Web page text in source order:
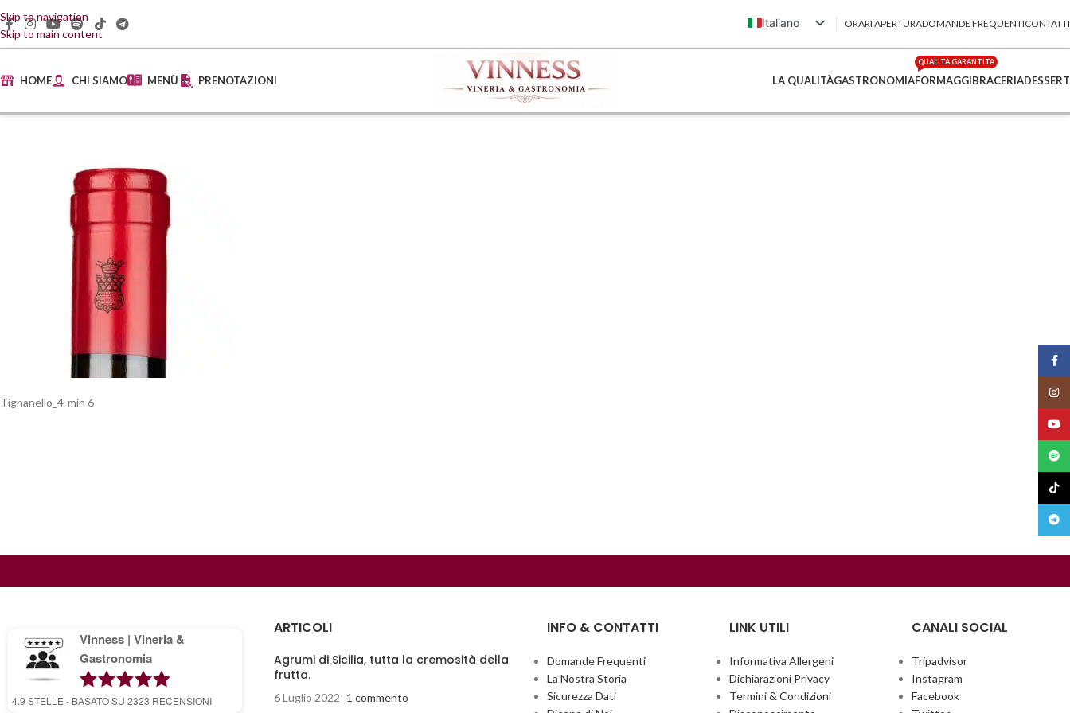
Skip to navigation
Skip to main content
Italiano
English (UK)
Français
ORARI APERTURADOMANDE FREQUENTICONTATTI
HOME CHI SIAMO MENÙ PRENOTAZIONI LA QUALITÀGASTRONOMIAFORMAGGI
QUALITÀ GARANTITA
BRACERIADESSERT
Tignanello_4-min 6
Vinness | Vineria &
Gastronomia
4.9 STELLE - BASATO SU 2323 RECENSIONI
ARTICOLI
Agrumi di Sicilia, tutta la cremosità della
frutta.
6 Luglio 2022 1 commento
INFO & CONTATTI
Domande Frequenti
La Nostra Storia
Sicurezza Dati
LINK UTILI
Informativa Allergeni
Dichiarazioni Privacy
Termini & Condizioni
CANALI SOCIAL
Tripadvisor
Instagram
Facebook